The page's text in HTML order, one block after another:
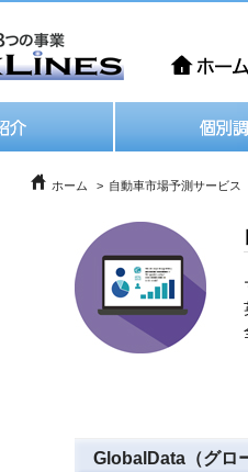
ホーム 自動車市場予測サービス
GlobalData（グロ